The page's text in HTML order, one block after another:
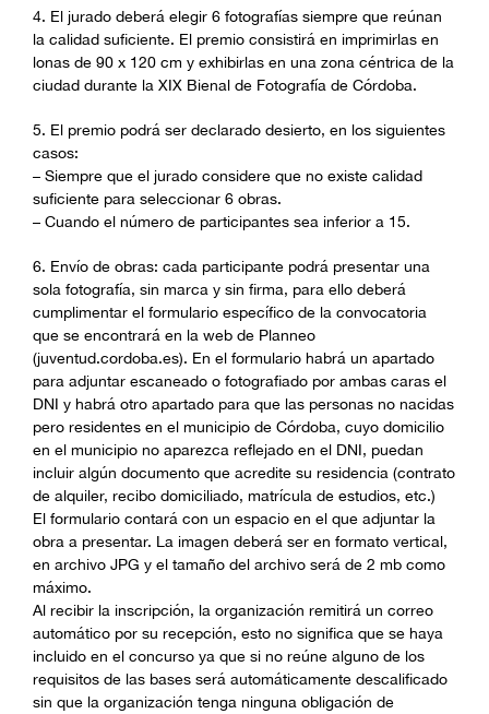
4. El jurado deberá elegir 6 fotografías siempre que reúnan
la calidad suficiente. El premio consistirá en imprimirlas en
lonas de 90 x 120 cm y exhibirlas en una zona céntrica de la
ciudad durante la XIX Bienal de Fotografía de Córdoba.
5. El premio podrá ser declarado desierto, en los siguientes
casos:
– Siempre que el jurado considere que no existe calidad
suficiente para seleccionar 6 obras.
– Cuando el número de participantes sea inferior a 15.
6. Envío de obras: cada participante podrá presentar una
sola fotografía, sin marca y sin firma, para ello deberá
cumplimentar el formulario específico de la convocatoria
que se encontrará en la web de Planneo
(juventud.cordoba.es). En el formulario habrá un apartado
para adjuntar escaneado o fotografiado por ambas caras el
DNI y habrá otro apartado para que las personas no nacidas
pero residentes en el municipio de Córdoba, cuyo domicilio
en el municipio no aparezca reflejado en el DNI, puedan
incluir algún documento que acredite su residencia (contrato
de alquiler, recibo domiciliado, matrícula de estudios, etc.)
El formulario contará con un espacio en el que adjuntar la
obra a presentar. La imagen deberá ser en formato vertical,
en archivo JPG y el tamaño del archivo será de 2 mb como
máximo.
Al recibir la inscripción, la organización remitirá un correo
automático por su recepción, esto no significa que se haya
incluido en el concurso ya que si no reúne alguno de los
requisitos de las bases será automáticamente descalificado
sin que la organización tenga ninguna obligación de